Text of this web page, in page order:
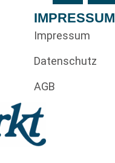
IMPRESSUM
Impressum
Datenschutz
AGB